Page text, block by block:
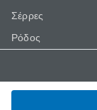
Σέρρες
Ρόδος